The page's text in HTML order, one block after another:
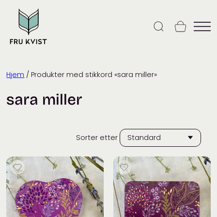
content
Hjem / Produkter med stikkord «sara miller»
sara miller
Sorter etter